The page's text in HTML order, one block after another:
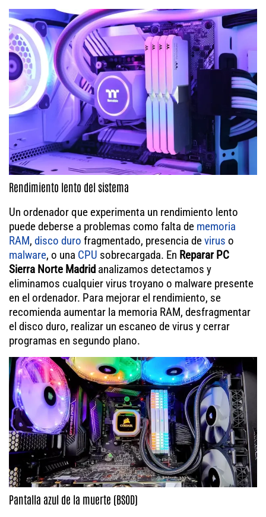
Rendimiento lento del sistema
Un ordenador que experimenta un rendimiento lento
puede deberse a problemas como falta de memoria
RAM, disco duro fragmentado, presencia devirus o
malware, o una CPU sobrecargada. En Reparar PC
Sierra Norte Madrid analizamos detectamos y
eliminamos cualquier virus troyano o malware presente
en el ordenador. Para mejorar el rendimiento, se
recomienda aumentar la memoria RAM, desfragmentar
el disco duro, realizar un escaneo de virus y cerrar
programas en segundo plano.
Pantalla azul de la muerte (BSOD)